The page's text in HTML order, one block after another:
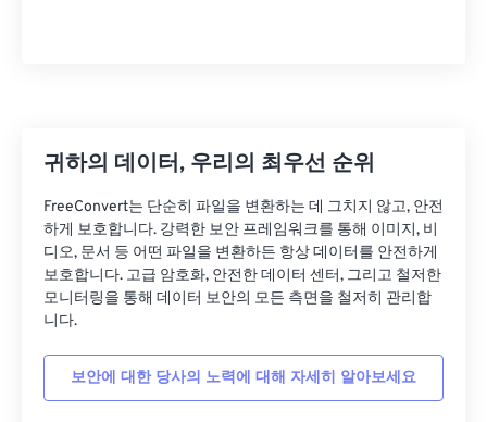
귀하의 데이터, 우리의 최우선 순위
FreeConvert는 단순히 파일을 변환하는 데 그치지 않고, 안전
하게 보호합니다. 강력한 보안 프레임워크를 통해 이미지, 비
디오, 문서 등 어떤 파일을 변환하든 항상 데이터를 안전하게
보호합니다. 고급 암호화, 안전한 데이터 센터, 그리고 철저한
모니터링을 통해 데이터 보안의 모든 측면을 철저히 관리합
니다.
보안에 대한 당사의 노력에 대해 자세히 알아보세요